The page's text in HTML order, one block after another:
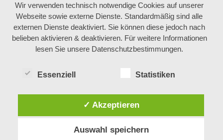
Wir verwenden technisch notwendige Cookies auf unserer
Webseite sowie externe Dienste. Standardmäßig sind alle
externen Dienste deaktiviert. Sie können diese jedoch nach
belieben aktivieren & deaktivieren. Für weitere Informationen
lesen Sie unsere Datenschutzbestimmungen.
Essenziell Statistiken
✓ Akzeptieren
Auswahl speichern